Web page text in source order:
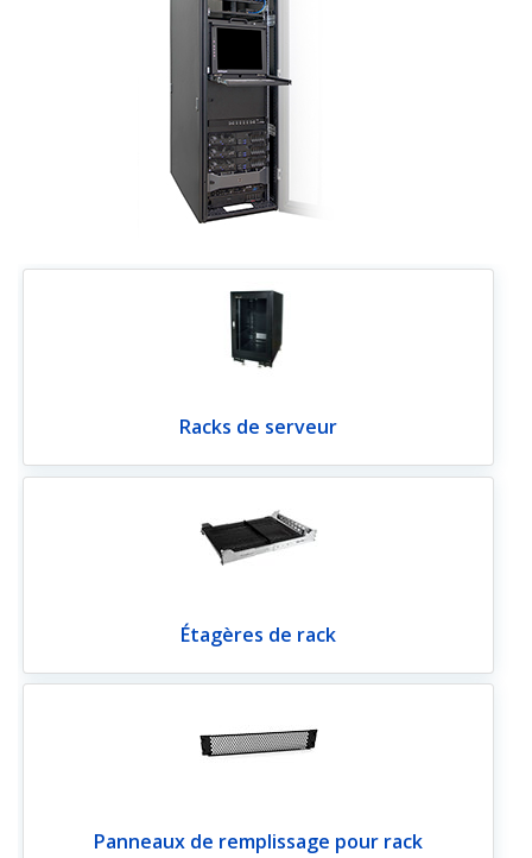
Racks de serveur
Étagères de rack
Panneaux de remplissage pour rack